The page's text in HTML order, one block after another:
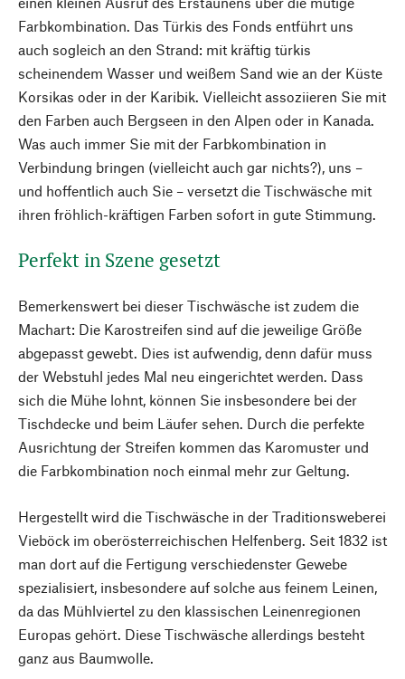
Farbkombination. Das Türkis des Fonds entführt uns
auch sogleich an den Strand: mit kräftig türkis
scheinendem Wasser und weißem Sand wie an der Küste
Korsikas oder in der Karibik. Vielleicht assoziieren Sie mit
den Farben auch Bergseen in den Alpen oder in Kanada.
Was auch immer Sie mit der Farbkombination in
Verbindung bringen (vielleicht auch gar nichts?), uns –
und hoffentlich auch Sie – versetzt die Tischwäsche mit
ihren fröhlich-kräftigen Farben sofort in gute Stimmung.
Perfekt in Szene gesetzt
Bemerkenswert bei dieser Tischwäsche ist zudem die
Machart: Die Karostreifen sind auf die jeweilige Größe
abgepasst gewebt. Dies ist aufwendig, denn dafür muss
der Webstuhl jedes Mal neu eingerichtet werden. Dass
sich die Mühe lohnt, können Sie insbesondere bei der
Tischdecke und beim Läufer sehen. Durch die perfekte
Ausrichtung der Streifen kommen das Karomuster und
die Farbkombination noch einmal mehr zur Geltung.
Hergestellt wird die Tischwäsche in der Traditionsweberei
Vieböck im oberösterreichischen Helfenberg. Seit 1832 ist
man dort auf die Fertigung verschiedenster Gewebe
spezialisiert, insbesondere auf solche aus feinem Leinen,
da das Mühlviertel zu den klassischen Leinenregionen
Europas gehört. Diese Tischwäsche allerdings besteht
ganz aus Baumwolle.